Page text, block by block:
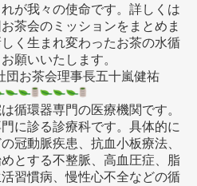
が我々の使命です。詳しくは
茶会のミッションをまとめま
く生まれ変わったお茶の水循
願いいたします。
団お茶会理事長五十嵐健祐
循環器専門の医療機関です。
に診る診療科です。具体的に
冠動脈疾患、抗血小板療法、
とする不整脈、高血圧症、脂
習慣病、慢性心不全などの循